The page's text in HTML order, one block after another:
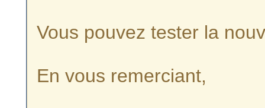
Vous pouvez tester la
En vous remerciant,